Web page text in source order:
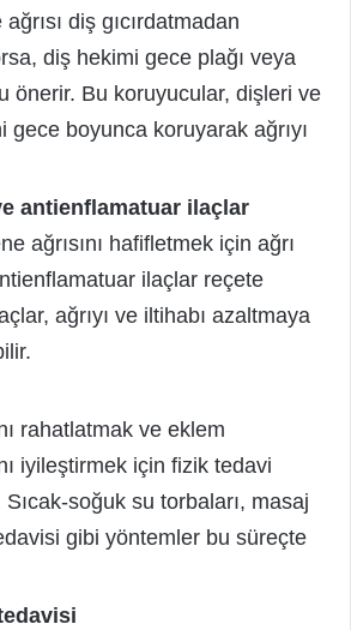
diş gıcırdatmadan
diş hekimi gece plağı veya
önerir. Bu koruyucular, dişleri ve
gece boyunca koruyarak ağrıyı
antienflamatuar ilaçlar
ağrısını hafifletmek için ağrı
ilaçlar reçete
ağrıyı ve iltihabı azaltmaya
rahatlatmak ve eklem
iyileştirmek için fizik tedavi
soğuk su torbaları, masaj
gibi yöntemler bu süreçte